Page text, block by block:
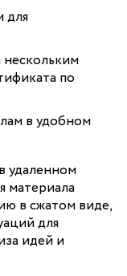
для
по
в удобном
удаленном
материала
в сжатом виде,
для
идей и